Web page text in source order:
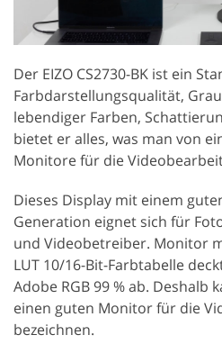
Der EIZO CS2730-BK ist ein
Farbdarstellungsqualität,
lebendiger Farben,
bietet er alles, was man von
Monitore für die
Dieses Display mit einem
Generation eignet sich für
und Videobetreiber. Monitor
LUT 10/16-Bit-Farbtabelle
Adobe RGB 99 % ab. Deshalb
einen guten Monitor für die
bezeichnen.